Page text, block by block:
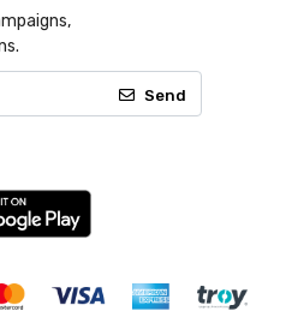
Send